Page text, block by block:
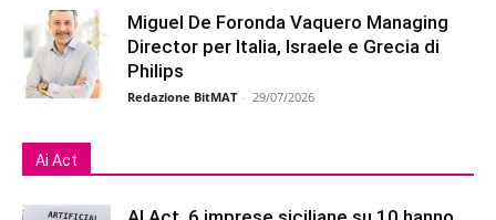
Miguel De Foronda Vaquero Managing
Director per Italia, Israele e Grecia di
Philips
Redazione BitMAT - 29/07/2026
Ai Act